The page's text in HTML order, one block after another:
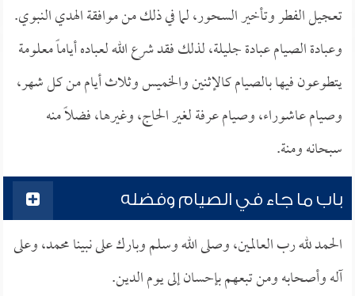
تعجيل الفطر وتأخير السحور، لما في ذلك من موافقة الهدي النبوي.
وعبادة الصيام عبادة جليلة، لذلك فقد شرع الله لعباده أياماً معلومة
يتطوعون فيها بالصيام كالإثنين والخميس وثلاث أيام من كل شهر،
وصيام عاشوراء، وصيام عرفة لغير الحاج، وغيرها، فضلاً منه
سبحانه ومنة.
باب ما جاء في الصيام وفضله
الحمد لله رب العالمين، وصلى الله وسلم وبارك على نبينا محمد، وعلى
آله وأصحابه ومن تبعهم بإحسان إلى يوم الدين.